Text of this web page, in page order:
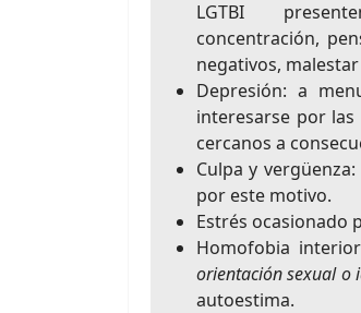
LGTBI
concentración,
negativos,
Depresión: a
interesarse por las
cercanos a
Culpa y
por este motivo.
Estrés ocasionado
Homofobia
orientación sexual o
autoestima.